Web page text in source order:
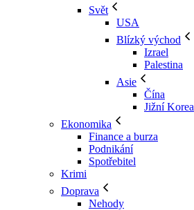
Svět
USA
Blízký východ
Izrael
Palestina
Asie
Čína
Jižní Korea
Ekonomika
Finance a burza
Podnikání
Spotřebitel
Krimi
Doprava
Nehody